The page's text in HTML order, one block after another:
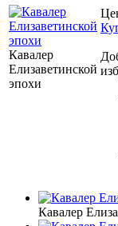
Кавалер
Елизаветинской
эпохи
Кавалер